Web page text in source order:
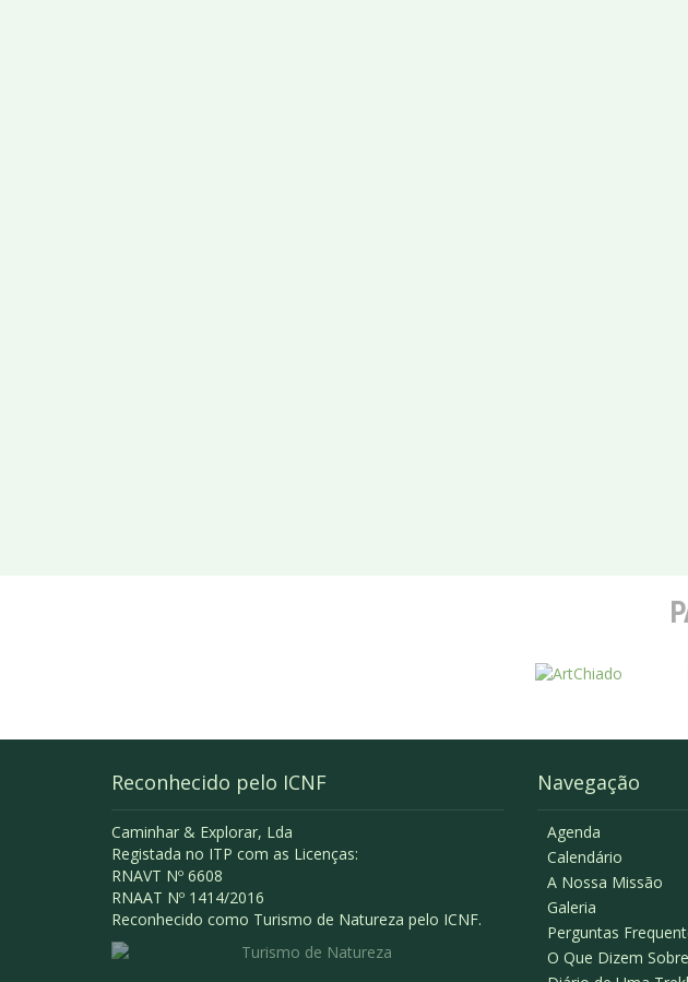
Reconhecido pelo ICNF
Caminhar & Explorar, Lda
Registada no ITP com as Licenças:
RNAVT Nº 6608
RNAAT Nº 1414/2016
Reconhecido como Turismo de Natureza pelo ICNF.
Navegação
Agenda
Calendário
A Nossa Missão
Galeria
Perguntas
O Que Dizem